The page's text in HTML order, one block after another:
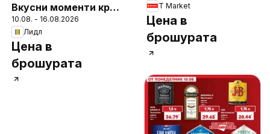
Вкусни моменти край
грила
10.08. - 16.08.2026
Лидл
Цена в
брошурата
T Market
Цена в
брошурата